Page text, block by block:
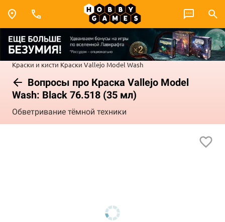
Краски и кисти Краски Vallejo Model Wash
Вопросы про Краска Vallejo Model
Wash: Black 76.518 (35 мл)
Обветривание тёмной техники